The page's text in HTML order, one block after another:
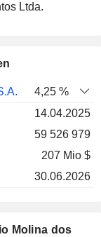
Ltda.
Bewertung
4,25 %
14.04.2025
59 526 979
207 Mio $
30.06.2026
Molina dos